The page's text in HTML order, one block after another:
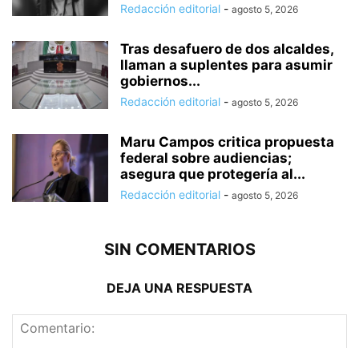
Redacción editorial - agosto 5, 2026
Tras desafuero de dos alcaldes,
llaman a suplentes para asumir
gobiernos...
Redacción editorial - agosto 5, 2026
Maru Campos critica propuesta
federal sobre audiencias;
asegura que protegería al...
Redacción editorial - agosto 5, 2026
SIN COMENTARIOS
DEJA UNA RESPUESTA